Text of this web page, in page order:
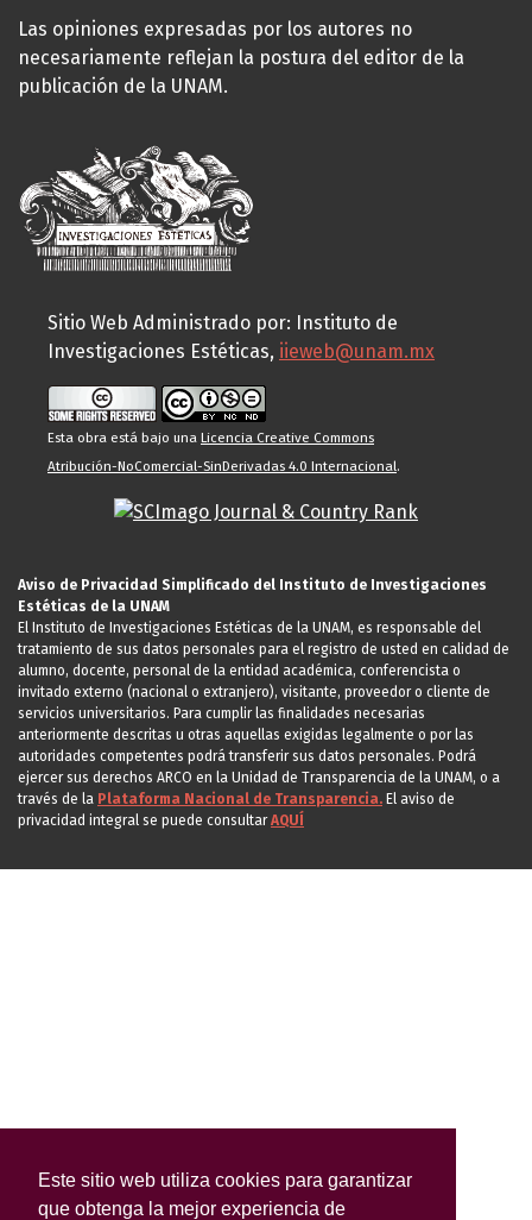
Este sitio web utiliza cookies para garantizar
que obtenga la mejor experiencia de
Las opiniones expresadas por los autores no
necesariamente reflejan la postura del editor de la
publicación de la UNAM.
Sitio Web Administrado por: Instituto de
Investigaciones Estéticas, iieweb@unam.mx
Esta obra está bajo una Licencia Creative Commons
Atribución-NoComercial-SinDerivadas 4.0 Internacional.
Aviso de Privacidad Simplificado del Instituto de Investigaciones
Estéticas de la UNAM
El Instituto de Investigaciones Estéticas de la UNAM, es responsable del
tratamiento de sus datos personales para el registro de usted en calidad de
alumno, docente, personal de la entidad académica, conferencista o
invitado externo (nacional o extranjero), visitante, proveedor o cliente de
servicios universitarios. Para cumplir las finalidades necesarias
anteriormente descritas u otras aquellas exigidas legalmente o por las
autoridades competentes podrá transferir sus datos personales. Podrá
ejercer sus derechos ARCO en la Unidad de Transparencia de la UNAM, o a
través de la Plataforma Nacional de Transparencia. El aviso de
privacidad integral se puede consultarAQUÍ